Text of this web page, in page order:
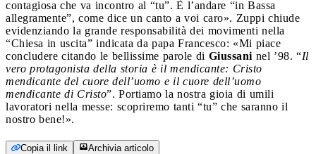
contagiosa che va incontro al “tu”. È l’andare “in Bassa
allegramente”, come dice un canto a voi caro». Zuppi chiude
evidenziando la grande responsabilità dei movimenti nella
“Chiesa in uscita” indicata da papa Francesco: «Mi piace
concludere citando le bellissime parole di Giussani nel ’98. “Il
vero protagonista della storia è il mendicante: Cristo
mendicante del cuore dell’uomo e il cuore dell’uomo
mendicante di Cristo”. Portiamo la nostra gioia di umili
lavoratori nella messe: scopriremo tanti “tu” che saranno il
nostro bene!».
Copia il link Archivia articolo